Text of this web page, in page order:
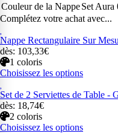
Couleur de la NappeSet Aura
Complétez votre achat avec...
Nappe Rectangulaire Sur
dès: 103,33€
1 coloris
Choisissez les options
Set de 2 Serviettes de Table -
dès: 18,74€
2 coloris
Choisissez les options